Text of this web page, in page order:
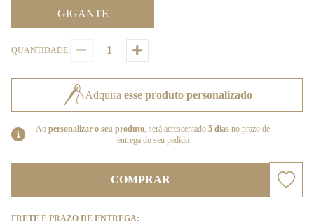
GIGANTE
QUANTIDADE:
Adquira esse produto personalizado
Ao personalizar o seu produto, será acrescentado 5 dias no prazo de
entrega do seu pedido
COMPRAR
FRETE E PRAZO DE ENTREGA: